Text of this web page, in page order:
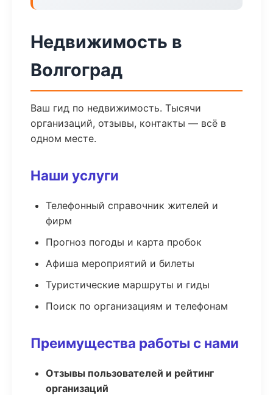
Недвижимость в
Волгоград
Ваш гид по недвижимость. Тысячи
организаций, отзывы, контакты — всё в
одном месте.
Наши услуги
Телефонный справочник жителей и
фирм
Прогноз погоды и карта пробок
Афиша мероприятий и билеты
Туристические маршруты и гиды
Поиск по организациям и телефонам
Преимущества работы с нами
Отзывы пользователей и рейтинг
организаций